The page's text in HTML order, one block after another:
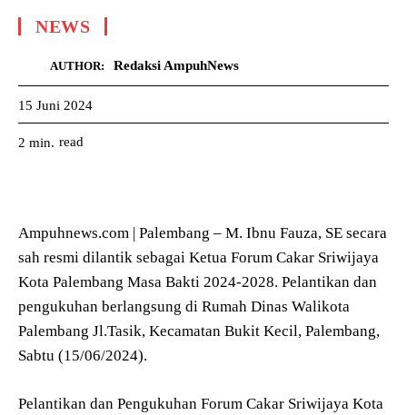
NEWS
AUTHOR: Redaksi AmpuhNews
15 Juni 2024
2 min. read
Ampuhnews.com | Palembang – M. Ibnu Fauza, SE secara
sah resmi dilantik sebagai Ketua Forum Cakar Sriwijaya
Kota Palembang Masa Bakti 2024-2028. Pelantikan dan
pengukuhan berlangsung di Rumah Dinas Walikota
Palembang Jl.Tasik, Kecamatan Bukit Kecil, Palembang,
Sabtu (15/06/2024).
Pelantikan dan Pengukuhan Forum Cakar Sriwijaya Kota